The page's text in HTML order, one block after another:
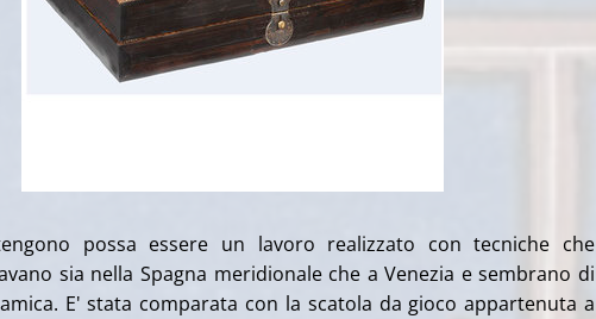
possa essere un lavoro realizzato con tecniche che
sia nella Spagna meridionale che a Venezia e sembrano di
E' stata comparata con la scatola da gioco appartenuta a